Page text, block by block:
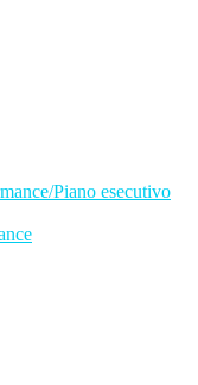
Piano esecutivo